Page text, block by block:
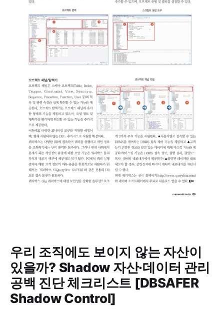
우리 조직에도 보이지 않는 자산이
있을까? Shadow 자산·데이터 관리
공백 진단 체크리스트 [DBSAFER
Shadow Control]